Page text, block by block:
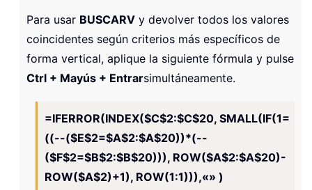
Para usar BUSCARV y devolver todos los valores
coincidentes según criterios más específicos de
forma vertical, aplique la siguiente fórmula y pulse
Ctrl + Mayús + Entrarsimultáneamente.
=IFERROR(INDEX($C$2:$C$20, SMALL(IF(1=
((--($E$2=$A$2:$A$20))*(--
($F$2=$B$2:$B$20))), ROW($A$2:$A$20)-
ROW($A$2)+1), ROW(1:1))),«» )